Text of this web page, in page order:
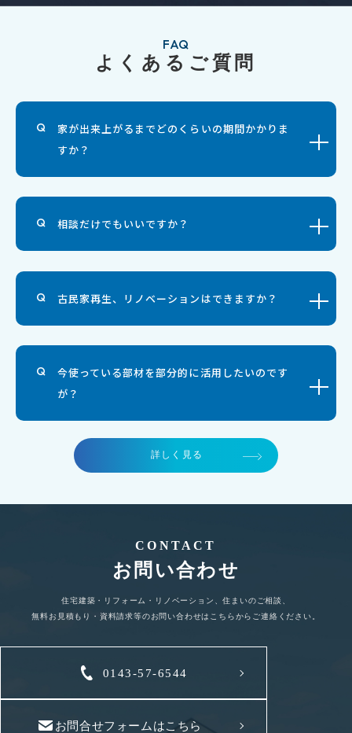
FAQ
よくあるご質問
家が出来上がるまでどのくらいの期間かかりま
すか？
相談だけでもいいですか？
古民家再生、リノベーションはできますか？
今使っている部材を部分的に活用したいのです
が？
詳しく見る
CONTACT
お問い合わせ
住宅建築・リフォーム・リノベーション、住まいのご相談、
無料お見積もり・資料請求等のお問い合わせはこちらからご連絡ください。
0143-57-6544
お問合せフォームはこちら